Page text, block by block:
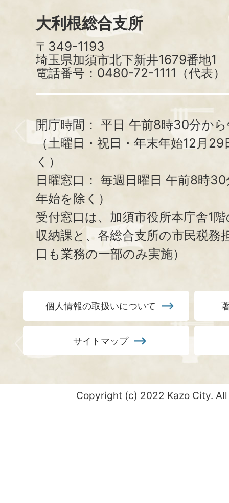
大利根総合支所
〒349-1193
埼玉県加須市北下新井1679番地1
電話番号：0480-72-1111（代表）
開庁時間： 平日 午前8時30分か
（土曜日・祝日・年末年始12月
く）
日曜窓口： 毎週日曜日 午前8時
年始を除く）
受付窓口は、加須市役所本庁舎1
収納課と、 各総合支所の市民税務
口も業務の一部のみ実施）
個人情報の取扱いについて
サイトマップ
Copyright (c) 2022 Kazo City.